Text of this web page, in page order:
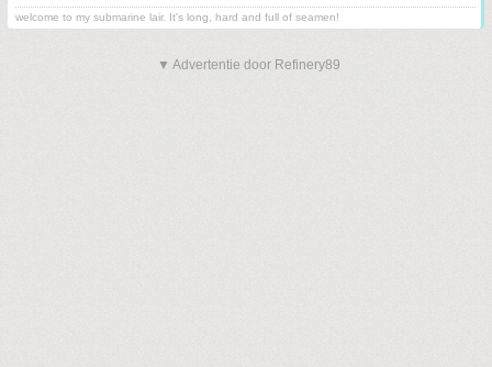
welcome to my submarine lair. It's long, hard and full of seamen!
▼ Advertentie door Refinery89